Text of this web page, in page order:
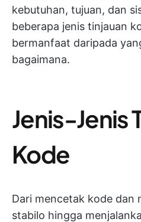
kebutuhan, tujuan, dan
beberapa jenis tinjauan
bermanfaat daripada
bagaimana.
Jenis-Jenis
Kode
Dari mencetak kode dan
stabilo hingga